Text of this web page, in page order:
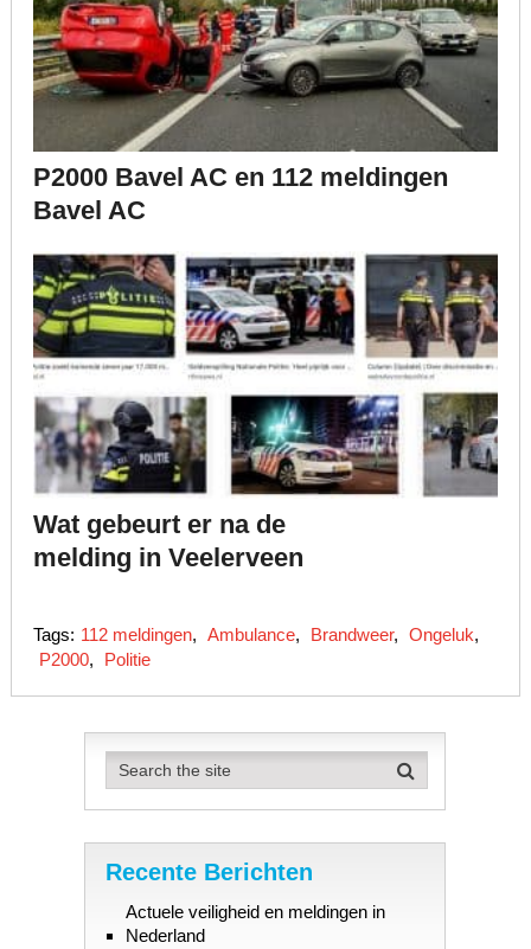
P2000 Bavel AC en 112 meldingen
Bavel AC
Wat gebeurt er na de
melding in Veelerveen
Tags: 112 meldingen, Ambulance, Brandweer, Ongeluk,
P2000, Politie
Recente Berichten
Actuele veiligheid en meldingen in
Nederland